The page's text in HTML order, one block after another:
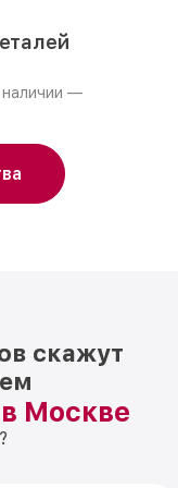
наличии —
скажут
в Москве